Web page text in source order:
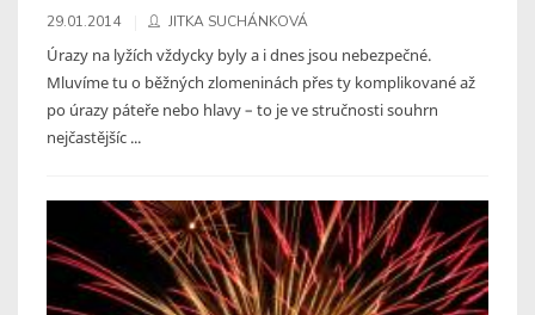
29.01.2014 JITKA SUCHÁNKOVÁ
Úrazy na lyžích vždycky byly a i dnes jsou nebezpečné.
Mluvíme tu o běžných zlomeninách přes ty komplikované až
po úrazy páteře nebo hlavy – to je ve stručnosti souhrn
nejčastějšíc ...